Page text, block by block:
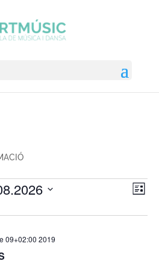
de
Llista
09+02:00 2019